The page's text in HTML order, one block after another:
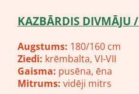
KAZBĀRDIS DIVMĀJU /
Augstums: 180/160 cm
Ziedi: krēmbalta, VI-VII
Gaisma: pusēna, ēna
Mitrums: vidēji mitrs